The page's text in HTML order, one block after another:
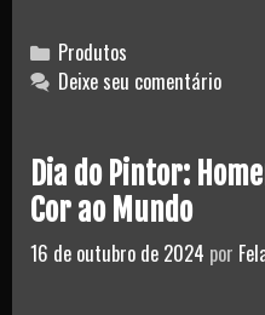
Construção
Civil
Categories
Produtos
Deixe seu comentário
Dia do Pintor:
Cor ao Mundo
16 de outubro de 2024 por